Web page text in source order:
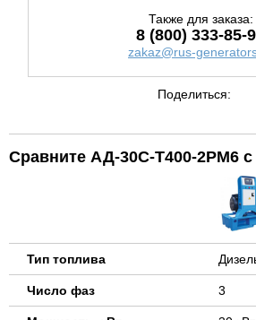
Также для заказа:
8 (800) 333-85-
zakaz@rus-
Поделиться:
Сравните АД-30С-Т400-2РМ6 с
Тип топлива
Число фаз 3